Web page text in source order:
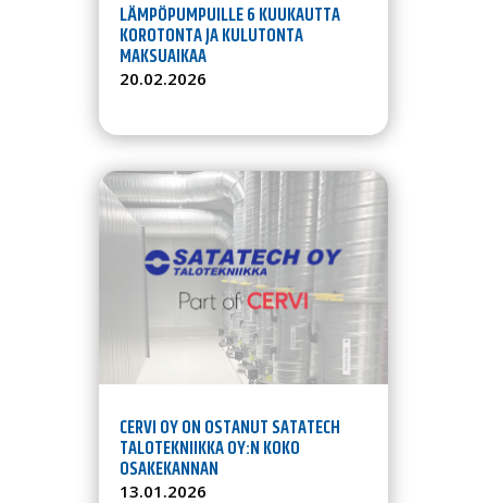
LÄMPÖPUMPUILLE 6 KUUKAUTTA
KOROTONTA JA KULUTONTA
MAKSUAIKAA
20.02.2026
CERVI OY ON OSTANUT SATATECH
TALOTEKNIIKKA OY:N KOKO
OSAKEKANNAN
13.01.2026